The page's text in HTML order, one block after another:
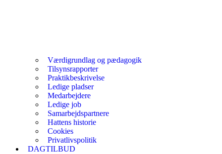
Værdigrundlag og pædagogik
Tilsynsrapporter
Praktikbeskrivelse
Ledige pladser
Medarbejdere
Ledige job
Samarbejdspartnere
Hattens historie
Cookies
Privatlivspolitik
DAGTILBUD